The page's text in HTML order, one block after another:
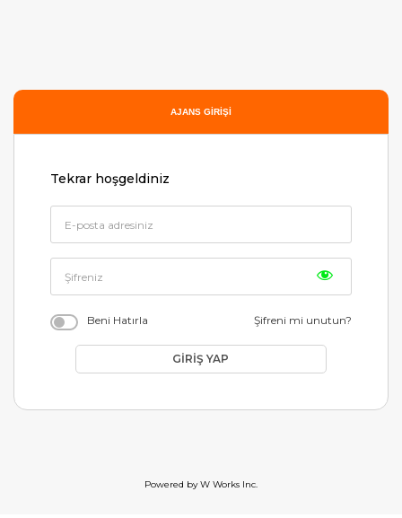
AJANS GIRIŞI
Tekrar hoşgeldiniz
Beni Hatırla Şifreni mi unutun?
GIRIŞ YAP
Powered byW Works Inc.